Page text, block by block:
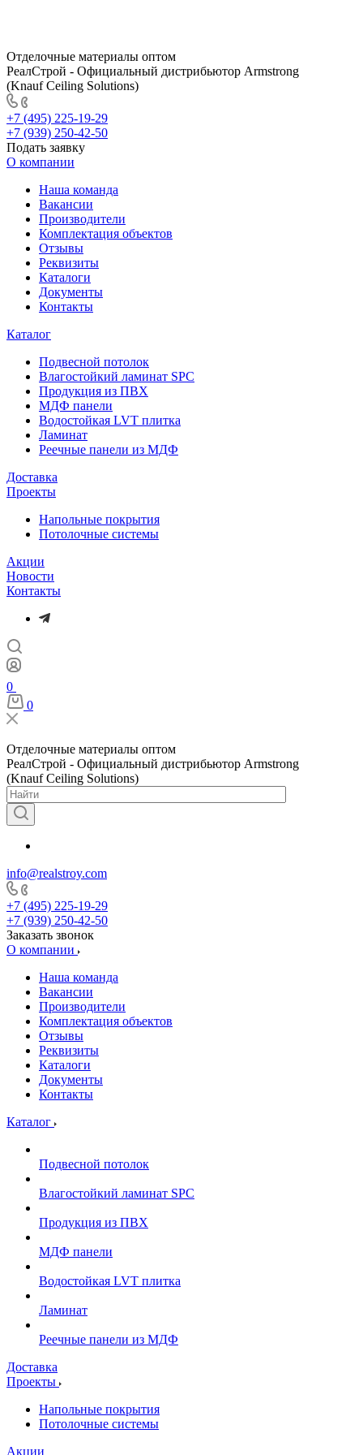
Отделочные материалы оптом
РеалСтрой - Официальный дистрибьютор Armstrong
(Knauf Ceiling Solutions)
+7 (495) 225-19-29
+7 (939) 250-42-50
Подать заявку
О компании
Наша команда
Вакансии
Производители
Комплектация объектов
Отзывы
Реквизиты
Каталоги
Документы
Контакты
Каталог
Подвесной потолок
Влагостойкий ламинат SPC
Продукция из ПВХ
МДФ панели
Водостойкая LVT плитка
Ламинат
Реечные панели из МДФ
Доставка
Проекты
Напольные покрытия
Потолочные системы
Акции
Новости
Контакты
0
0
Отделочные материалы оптом
РеалСтрой - Официальный дистрибьютор Armstrong
(Knauf Ceiling Solutions)
info@realstroy.com
+7 (495) 225-19-29
+7 (939) 250-42-50
Заказать звонок
О компании
Наша команда
Вакансии
Производители
Комплектация объектов
Отзывы
Реквизиты
Каталоги
Документы
Контакты
Каталог
Подвесной потолок
Влагостойкий ламинат SPC
Продукция из ПВХ
МДФ панели
Водостойкая LVT плитка
Ламинат
Реечные панели из МДФ
Доставка
Проекты
Напольные покрытия
Потолочные системы
Акции